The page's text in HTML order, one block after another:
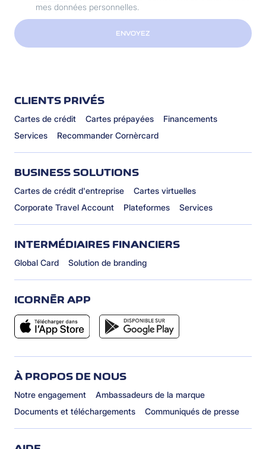
mes données personnelles.
ENVOYEZ
CLIENTS PRIVÉS
Cartes de crédit Cartes prépayées
Financements
Services
Recommander Cornèrcard
BUSINESS SOLUTIONS
Cartes de crédit d'entreprise
Cartes virtuelles
Corporate Travel Account
Plateformes Services
INTERMÉDIAIRES FINANCIERS
Global Card Solution de branding
ICORNÈR APP
À PROPOS DE NOUS
Notre engagement
Ambassadeurs de la marque
Documents et téléchargements
Communiqués de presse